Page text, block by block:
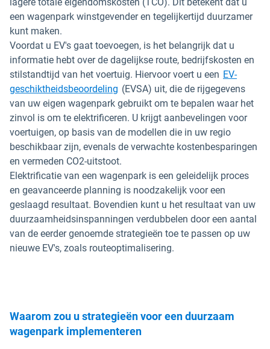
een wagenpark winstgevender en tegelijkertijd duurzamer
kunt maken.
Voordat u EV's gaat toevoegen, is het belangrijk dat u
informatie hebt over de dagelijkse route, bedrijfskosten en
stilstandtijd van het voertuig. Hiervoor voert u een EV-
geschiktheidsbeoordeling (EVSA) uit, die de rijgegevens
van uw eigen wagenpark gebruikt om te bepalen waar het
zinvol is om te elektrificeren. U krijgt aanbevelingen voor
voertuigen, op basis van de modellen die in uw regio
beschikbaar zijn, evenals de verwachte kostenbesparingen
en vermeden CO2-uitstoot.
Elektrificatie van een wagenpark is een geleidelijk proces
en geavanceerde planning is noodzakelijk voor een
geslaagd resultaat. Bovendien kunt u het resultaat van uw
duurzaamheidsinspanningen verdubbelen door een aantal
van de eerder genoemde strategieën toe te passen op uw
nieuwe EV's, zoals routeoptimalisering.
Waarom zou u strategieën voor een duurzaam
wagenpark implementeren